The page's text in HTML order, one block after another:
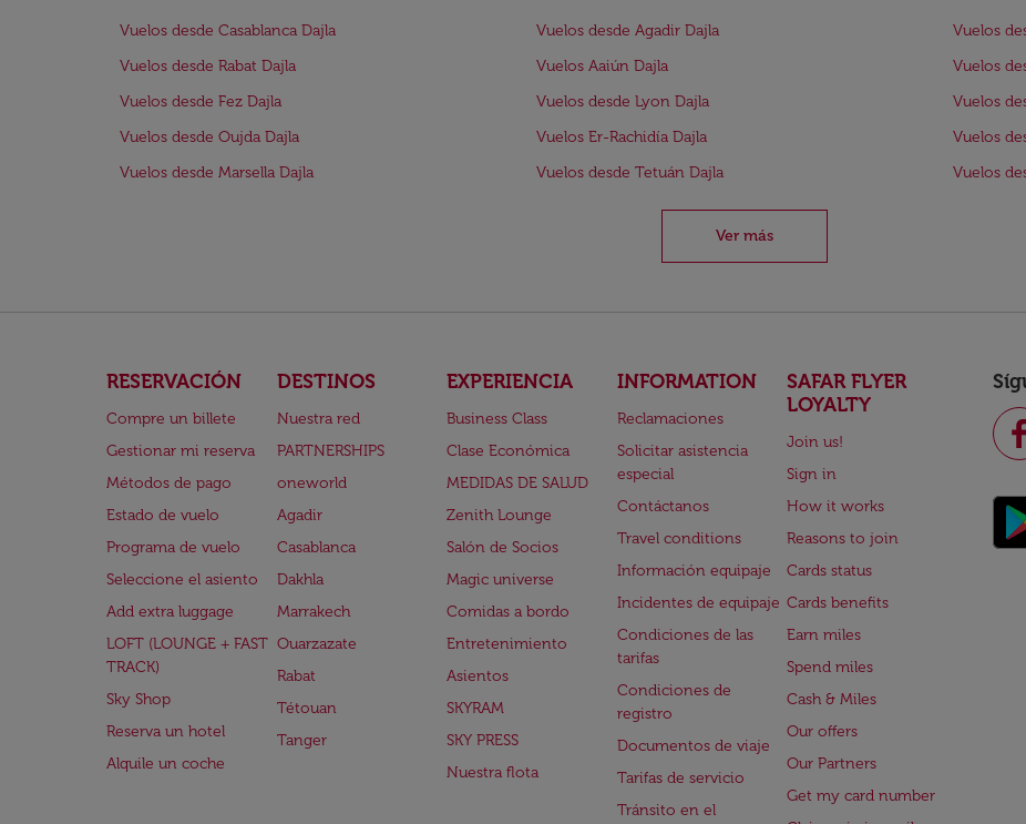
Vuelos desde Casablanca Dajla Vuelos desde Agadir Dajla
Vuelos
Vuelos desde Rabat Dajla
Vuelos Aaiún Dajla
Vuelos
Vuelos desde Fez Dajla
Vuelos desde Lyon Dajla
Vuelos
Vuelos desde Oujda Dajla
Vuelos Er-Rachidía Dajla
Vuelos
Vuelos desde Marsella Dajla
Vuelos desde Tetuán Dajla Vuelos
Ver más
RESERVACIÓN
Compre un billete
Gestionar mi reserva
Métodos de pago
Estado de vuelo
Programa de vuelo
Seleccione el asiento
Add extra luggage
LOFT (LOUNGE + FAST
TRACK)
Sky Shop
Reserva un hotel
Alquile un coche
DESTINOS
Nuestra red
PARTNERSHIPS
oneworld
Agadir
Casablanca
Dakhla
Marrakech
Ouarzazate
Rabat
Tétouan
Tanger
EXPERIENCIA
Business Class
Clase Económica
MEDIDAS DE SALUD
Zenith Lounge
Salón de Socios
Magic universe
Comidas a bordo
Entretenimiento
Asientos
SKYRAM
SKY PRESS
Nuestra flota
INFORMATION
Reclamaciones
Solicitar asistencia
especial
Contáctanos
Travel conditions
Información equipaje
Incidentes de equipaje
Condiciones de las
tarifas
Condiciones de
registro
Documentos de viaje
Tarifas de servicio
Tránsito en el
SAFAR FLYER
LOYALTY
Join us!
Sign in
How it works
Reasons to join
Cards status
Cards benefits
Earn miles
Spend miles
Cash & Miles
Our offers
Our Partners
Get my card number